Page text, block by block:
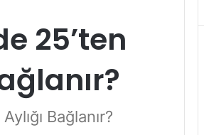
25’ten
Bağlanır?